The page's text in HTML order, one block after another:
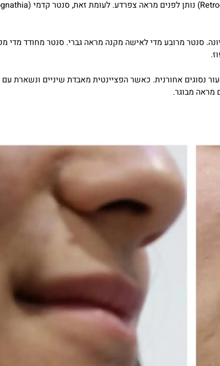
סנטר מרובע מדי לאישה מקנה מראה גברי. סנטר מחודד מדי
נסוגים אחורנית. כאשר הפציינטית מאבדת שיניים ונשארת עם
מראה מבוגר.
לפני כשנה עשיתי עיבוי פין
והשתלת ריבועים בבטן !
התוצאה לא פחות
דוקטור לוי אברהם עשו את
החיים המינים שלי נהפכו
לסוערים כמו הגלים בים
בחורף !
תודה מעומק ליבי על
הטיפול המסור של דוקטור
לוי אברהם ולכל הצוות !!!
גם אשתי מוסרת תודה 🙏
דודי לוי
גילוי נאות, אבי הוא אחי
הקטן. הוא גאון מגיל ילדות.
תמיד בעל ידיי זהב. את פניי
נתנתי לו לפני כמחצית
העשור והוא הצעיר אותי
בשני עשורים לפחות. פתאום
הפכתי לאחותה התאומה
של ביתי הצעירה. בחודש
הבא , במידה והתאפשר,
אחי הקטן, יצעיר אותי פעם
נוספת… הפעם זוהי תהייה
שיוכל למתוח..). שוב אחזור
להיות בת שלושים למרות
שפזיולוגית אני נושקת
הוא גאון עם ידיי זהב יידע
ויותר חשוב מהכל הוא בן
Whiskey Seboek